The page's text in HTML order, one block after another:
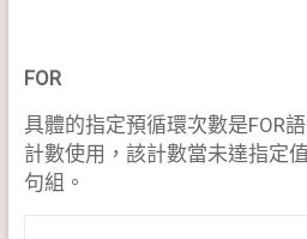
FOR
具體的指定預循環次數是FOR
計數使用，該計數當未達指定
句組。